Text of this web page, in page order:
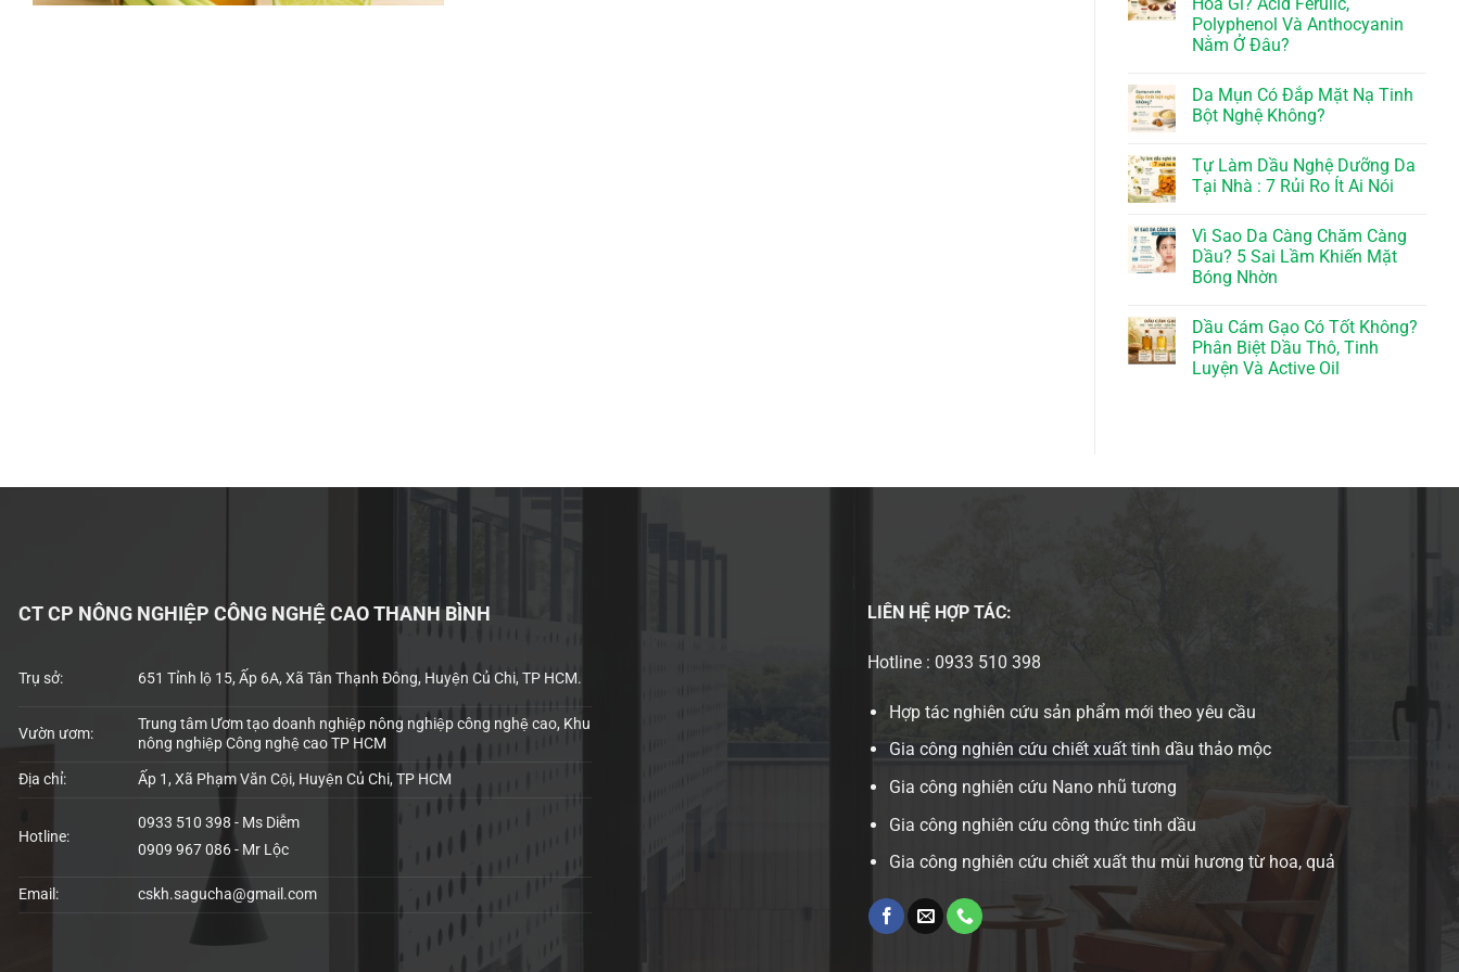
Polyphenol Và Anthocyanin
Nằm Ở Đâu?
Da Mụn Có Đắp Mặt Nạ Tinh
Bột Nghệ Không?
Tự Làm Dầu Nghệ Dưỡng Da
Tại Nhà : 7 Rủi Ro Ít Ai Nói
Vì Sao Da Càng Chăm Càng
Dầu? 5 Sai Lầm Khiến Mặt
Bóng Nhờn
Dầu Cám Gạo Có Tốt Không?
Phân Biệt Dầu Thô, Tinh
Luyện Và Active Oil
CT CP NÔNG NGHIỆP CÔNG NGHỆ CAO THANH BÌNH
Trụ sở: 651 Tỉnh lộ 15, Ấp 6A, Xã Tân Thạnh Đông, Huyện Củ Chi, TP HCM.
Vườn ươm:
Trung tâm Ươm tạo doanh nghiệp nông nghiệp công nghệ cao, Khu
nông nghiệp Công nghệ cao TP HCM
Địa chỉ: Ấp 1, Xã Phạm Văn Cội, Huyện Củ Chi, TP HCM
Hotline:
0933 510 398 - Ms Diễm
0909 967 086 - Mr Lộc
Email: cskh.sagucha@gmail.com
LIÊN HỆ HỢP TÁC:
Hotline : 0933 510 398
Hợp tác nghiên cứu sản phẩm mới theo yêu cầu
Gia công nghiên cứu chiết xuất tinh dầu thảo mộc
Gia công nghiên cứu Nano nhũ tương
Gia công nghiên cứu công thức tinh dầu
Gia công nghiên cứu chiết xuất thu mùi hương từ hoa, quả